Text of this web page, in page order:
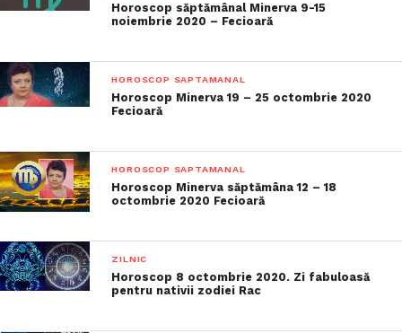
Horoscop săptămânal Minerva 9-15
noiembrie 2020 – Fecioară
HOROSCOP SAPTAMANAL
Horoscop Minerva 19 – 25 octombrie 2020
Fecioară
HOROSCOP SAPTAMANAL
Horoscop Minerva săptămâna 12 – 18
octombrie 2020 Fecioară
ZILNIC
Horoscop 8 octombrie 2020. Zi fabuloasă
pentru nativii zodiei Rac